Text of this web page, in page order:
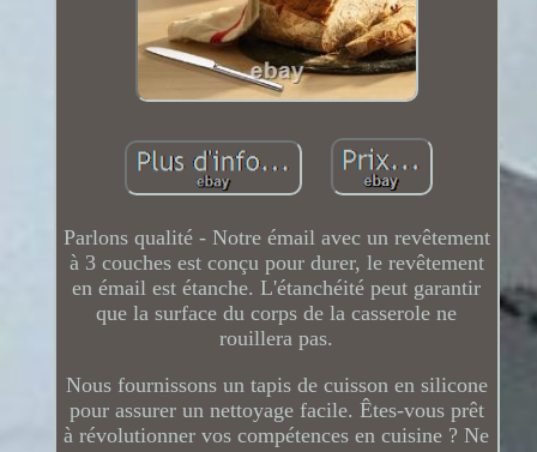
Parlons qualité - Notre émail avec un revêtement
à 3 couches est conçu pour durer, le revêtement
en émail est étanche. L'étanchéité peut garantir
que la surface du corps de la casserole ne
rouillera pas.
Nous fournissons un tapis de cuisson en silicone
pour assurer un nettoyage facile. Êtes-vous prêt
à révolutionner vos compétences en cuisine ? Ne